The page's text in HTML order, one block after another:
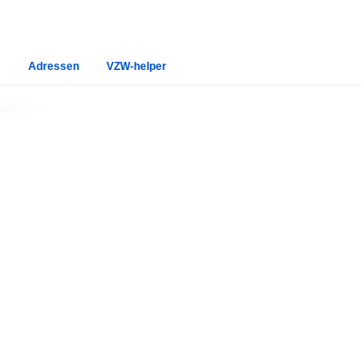
Adressen VZW-helper